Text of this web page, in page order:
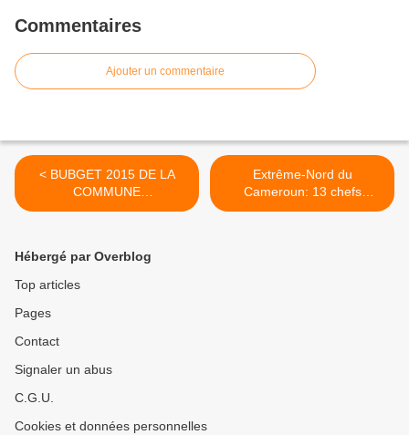
Commentaires
Ajouter un commentaire
< BUBGET 2015 DE LA
COMMUNE
D'ARRONDISSEMENT DE
sept millions six cent quatre
vingt sept mille cent
Extrême-Nord du
Cameroun: 13 chefs
traditionnels du Mayo
Hébergé par Overblog
Top articles
Pages
Contact
Signaler un abus
C.G.U.
Cookies et données personnelles